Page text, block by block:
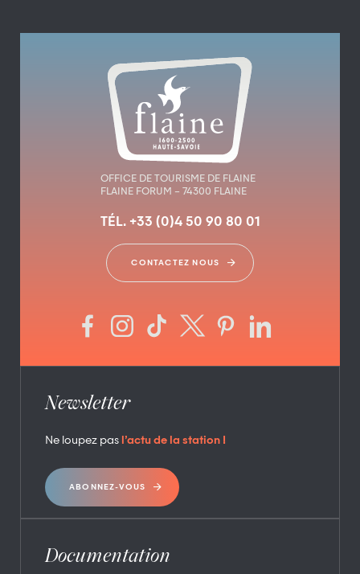
OFFICE DE TOURISME DE FLAINE
FLAINE FORUM – 74300 FLAINE
TÉL. +33 (0)4 50 90 80 01
CONTACTEZ NOUS
Newsletter
Ne loupez pas l’actu de la station !
ABONNEZ-VOUS
Documentation